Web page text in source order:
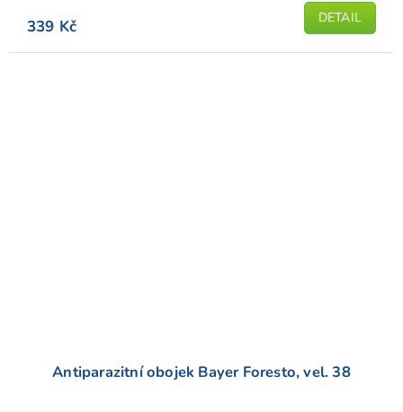
je
339 Kč DETAIL
Antiparazitní obojek Bayer Foresto, vel. 38